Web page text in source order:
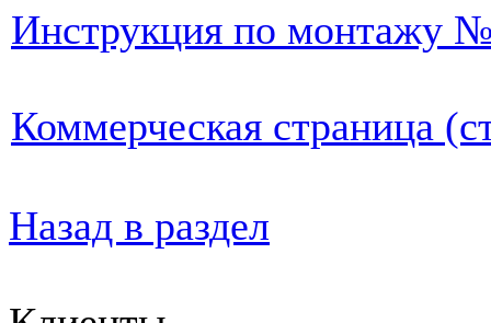
Инструкция по монтажу
Коммерческая страница
Назад в раздел